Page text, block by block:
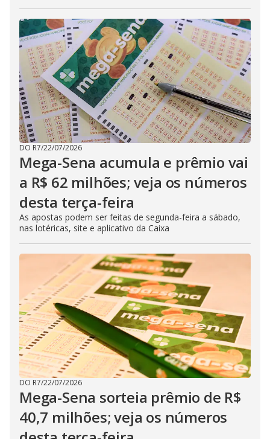
DO R7/22/07/2026
Mega-Sena acumula e prêmio vai
a R$ 62 milhões; veja os números
desta terça-feira
As apostas podem ser feitas de segunda-feira a sábado,
nas lotéricas, site e aplicativo da Caixa
DO R7/22/07/2026
Mega-Sena sorteia prêmio de R$
40,7 milhões; veja os números